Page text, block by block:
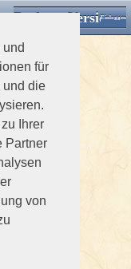
für
und die
Ihrer
Partner
von
Desktop VersionEinloggen